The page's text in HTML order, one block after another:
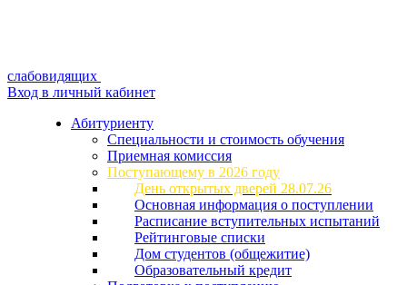
слабовидящих
Вход в личный кабинет
Абитуриенту
Специальности и стоимость обучения
Приемная комиссия
Поступающему в 2026 году
День открытых дверей 28.07.26
Основная информация о поступлении
Расписание вступительных испытаний
Рейтинговые списки
Дом студентов (общежитие)
Образовательный кредит